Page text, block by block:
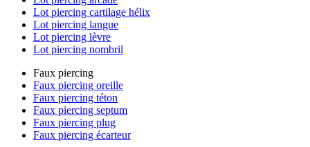
Lot piercing cartilage hélix
Lot piercing langue
Lot piercing lèvre
Lot piercing nombril
Faux piercing
Faux piercing oreille
Faux piercing téton
Faux piercing septum
Faux piercing plug
Faux piercing écarteur